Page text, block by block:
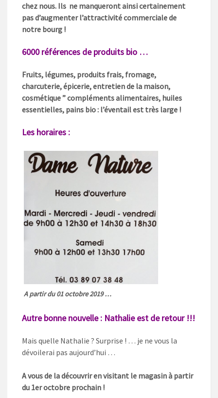
chez nous. Ils ne manqueront ainsi certainement
pas d’augmenter l’attractivité commerciale de
notre bourg !
6000 références de produits bio …
Fruits, légumes, produits frais, fromage,
charcuterie, épicerie, entretien de la maison,
cosmétique ” compléments alimentaires, huiles
essentielles, pains bio : l’éventail est très large !
Les horaires :
A partir du 01 octobre 2019 …
Autre bonne nouvelle : Nathalie est de retour !!!
Mais quelle Nathalie ? Surprise ! … je ne vous la
dévoilerai pas aujourd’hui …
A vous de la découvrir en visitant le magasin à partir
du 1er octobre prochain !